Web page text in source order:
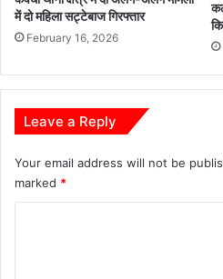
में दो महिला सट्टेबाज गिरफ्तार
February 16, 2026
Leave a Reply
Your email address will not be
marked *